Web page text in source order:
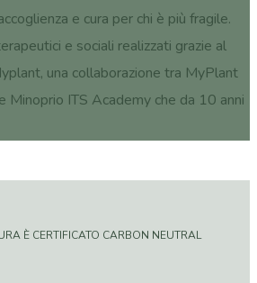
e cura per chi è più fragile.
e sociali realizzati grazie al
una collaborazione tra MyPlant
Minoprio ITS Academy che da 10 anni
È CERTIFICATO CARBON NEUTRAL